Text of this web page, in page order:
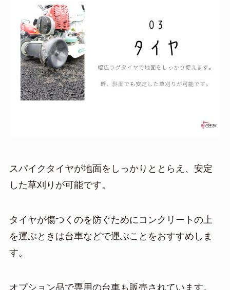
スパイクタイヤが地面をしっかりととらえ、安定
した草刈りが可能です。
タイヤが傷つくのを防ぐためにコンクリートの上
を運ぶときは台車などで運ぶことをおすすめしま
す。
オプション品で専用の台車も販売されています。